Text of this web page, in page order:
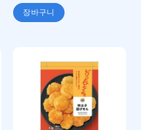
장바구니